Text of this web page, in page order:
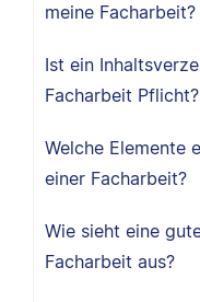
meine Facharbeit?
Ist ein
Facharbeit Pflicht?
Welche Elemente
einer Facharbeit?
Wie sieht eine
Facharbeit aus?